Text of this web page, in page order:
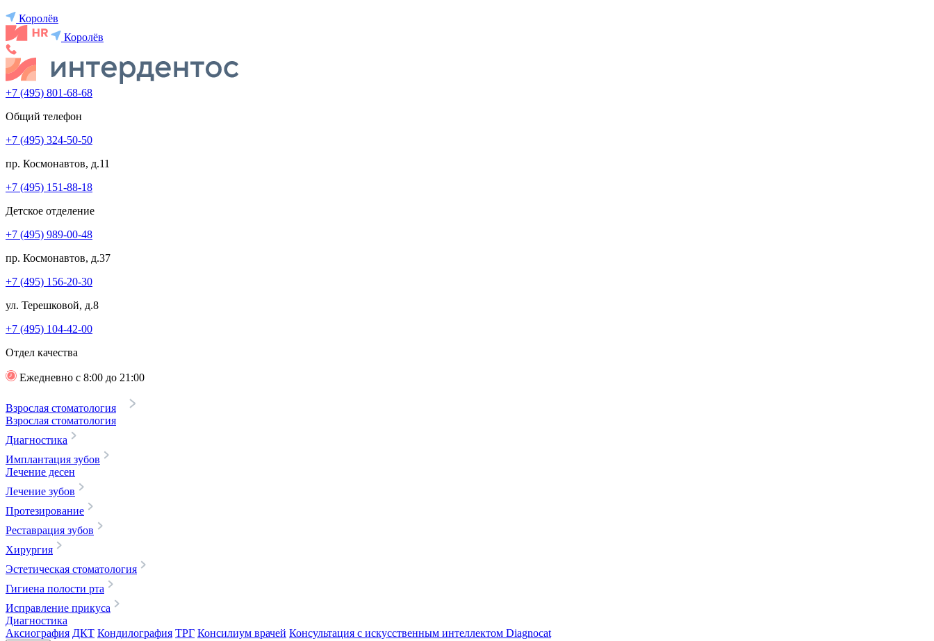
Королёв
Королёв
+7 (495) 801-68-68
Общий телефон
+7 (495) 324-50-50
пр. Космонавтов, д.11
+7 (495) 151-88-18
Детское отделение
+7 (495) 989-00-48
пр. Космонавтов, д.37
+7 (495) 156-20-30
ул. Терешковой, д.8
+7 (495) 104-42-00
Отдел качества
Ежедневно с 8:00 до 21:00
Взрослая стоматология
Взрослая стоматология
Диагностика
Имплантация зубов
Лечение десен
Лечение зубов
Протезирование
Реставрация зубов
Хирургия
Эстетическая стоматология
Гигиена полости рта
Исправление прикуса
Диагностика
Аксиография ДКТ Кондилография ТРГ Консилиум врачей Консультация с искусственным интеллектом Diagnocat